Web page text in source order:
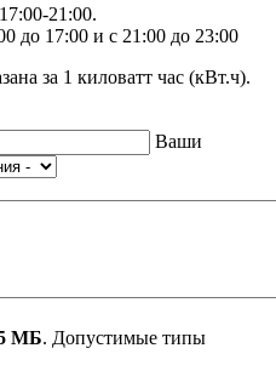
21:00.
до 17:00 и с 21:00 до 23:00
за 1 киловатт час (кВт.ч).
Ваши
МБ. Допустимые типы